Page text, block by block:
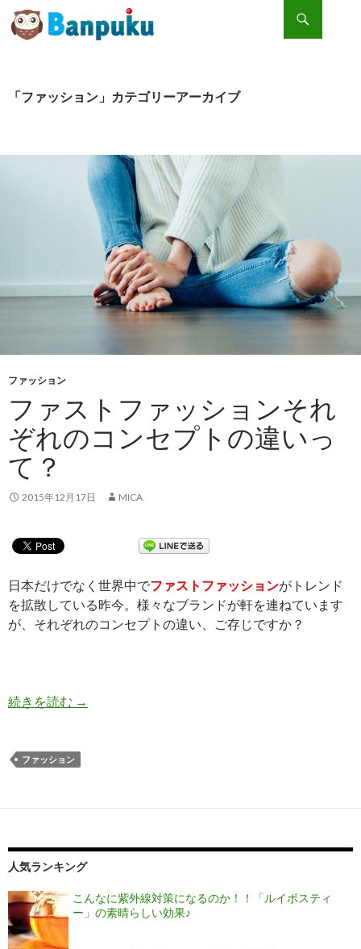
検索
コンテンツへスキップ
「ファッション」カテゴリーアーカイブ
ファッション
ファストファッションそれ
ぞれのコンセプトの違いっ
て？
2015年12月17日 MICA
日本だけでなく世界中でファストファッションがトレンド
を拡散している昨今。様々なブランドが軒を連ねています
が、それぞれのコンセプトの違い、ご存じですか？
続きを読む ファストファッションそれぞれのコンセプトの
→
ファッション
人気ランキング
こんなに紫外線対策になるのか！！「ルイボスティ
ー」の素晴らしい効果♪